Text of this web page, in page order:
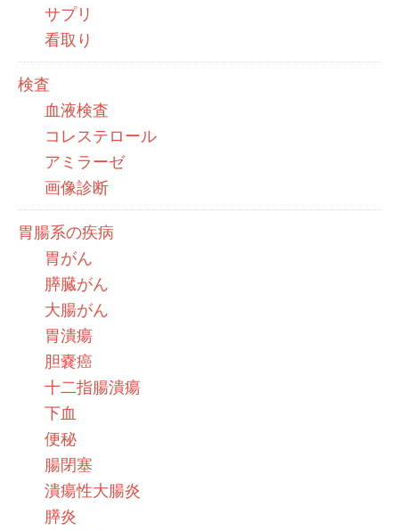
サプリ
看取り
検査
血液検査
コレステロール
アミラーゼ
画像診断
胃腸系の疾病
胃がん
膵臓がん
大腸がん
胃潰瘍
胆嚢癌
十二指腸潰瘍
下血
便秘
腸閉塞
潰瘍性大腸炎
膵炎